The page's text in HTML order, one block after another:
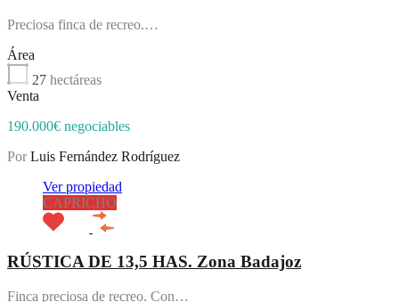
Preciosa finca de recreo.…
Área
27 hectáreas
Venta
190.000€ negociables
Por Luis Fernández Rodríguez
Ver propiedad
CAPRICHO
RÚSTICA DE 13,5 HAS. Zona Badajoz
Finca preciosa de recreo. Con…